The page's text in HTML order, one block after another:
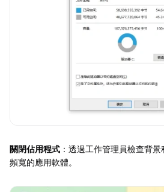
關閉佔用程式 ：透過工作管理員檢查背
頻寬的應用軟體。